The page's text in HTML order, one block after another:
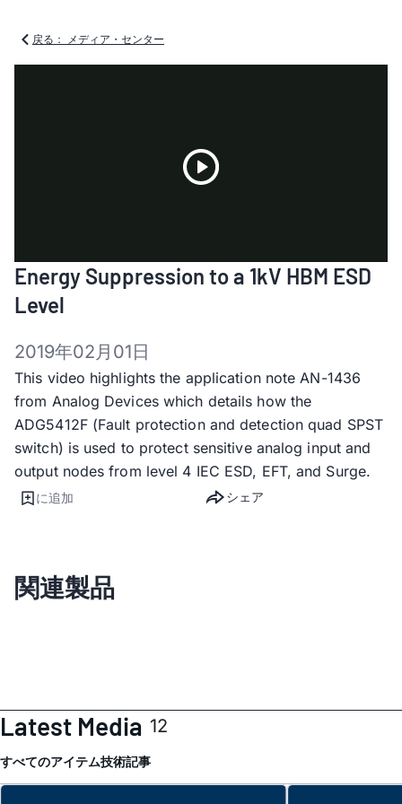
戻る： メディア・センター
Video
Energy Suppression to a 1kV HBM ESD
Level
2019年02月01日
This video highlights the application note AN-1436
from Analog Devices which details how the
ADG5412F (Fault protection and detection quad SPST
switch) is used to protect sensitive analog input and
output nodes from level 4 IEC ESD, EFT, and Surge.
に追加 シェア
関連製品
Latest Media 12
すべてのアイテム技術記事